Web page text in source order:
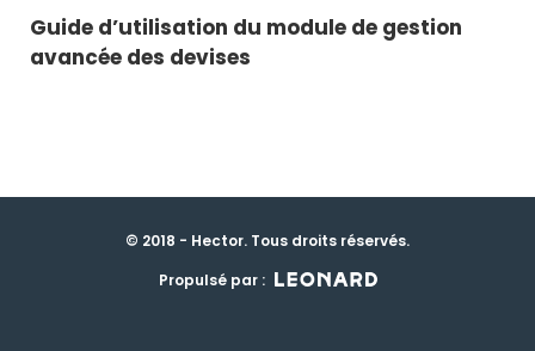
Guide d’utilisation du module de gestion
avancée des devises
© 2018 - Hector. Tous droits réservés.
Propulsé par :